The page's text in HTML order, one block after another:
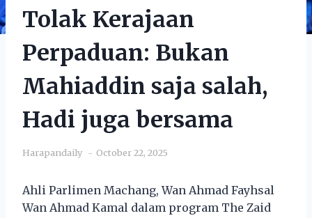
Tolak Kerajaan
Perpaduan: Bukan
Mahiaddin saja salah,
Hadi juga bersama
Harapandaily October 22, 2025
Ahli Parlimen Machang, Wan Ahmad Fayhsal
Wan Ahmad Kamal dalam program The Zaid